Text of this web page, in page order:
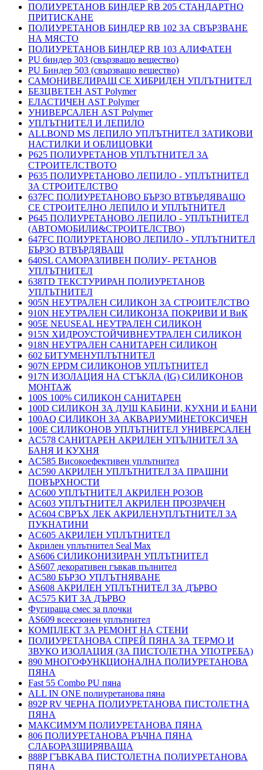
ПОЛИУРЕТАНОВ БИНДЕР RB 205 СТАНДАРТНО
ПРИТИСКАНЕ
ПОЛИУРЕТАНОВ БИНДЕР RB 102 ЗА СВЪРЗВАНЕ
НА МЯСТО
ПОЛИУРЕТАНОВ БИНДЕР RB 103 АЛИФАТЕН
PU биндер 303 (свързващо вещество)
PU Биндер 503 (свързващо вещество)
САМОНИВЕЛИРАЩ СЕ ХИБРИДЕН УПЛЪТНИТЕЛ
БЕЗЦВЕТЕН AST Polymer
ЕЛАСТИЧЕН AST Polymer
УНИВЕРСАЛЕН AST Polymer
УПЛЪТНИТЕЛ И ЛЕПИЛО
ALLBOND MS ЛЕПИЛО УПЛЪТНИТЕЛ ЗАТИКОВИ
НАСТИЛКИ И ОБЛИЦОВКИ
P625 ПОЛИУРЕТАНОВ УПЛЪТНИТЕЛ ЗА
СТРОИТЕЛСТВОТО
P635 ПОЛИУРЕТАНОВО ЛЕПИЛО - УПЛЪТНИТЕЛ
ЗА СТРОИТЕЛСТВО
637FC ПОЛИУРЕТАНОВО БЪРЗО ВТВЪРДЯВАЩО
СЕ СТРОИТЕЛНО ЛЕПИЛО И УПЛЪТНИТЕЛ
P645 ПОЛИУРЕТАНОВО ЛЕПИЛО - УПЛЪТНИТЕЛ
(АВТОМОБИЛИ&СТРОИТЕЛСТВО)
647FC ПОЛИУРЕТАНОВО ЛЕПИЛО - УПЛЪТНИТЕЛ
БЪРЗО ВТВЪРДЯВАЩ
640SL САМОРАЗЛИВЕН ПОЛИУ- РЕТАНОВ
УПЛЪТНИТЕЛ
638TD ТЕКСТУРИРАН ПОЛИУРЕТАНОВ
УПЛЪТНИТЕЛ
905N НЕУТРАЛЕН СИЛИКОН ЗА СТРОИТЕЛСТВО
910N НЕУТРАЛЕН СИЛИКОНЗА ПОКРИВИ И ВиК
905E NEUSEAL НЕУТРАЛЕН СИЛИКОН
915N ХИДРОУСТОЙЧИВНЕУТРАЛЕН СИЛИКОН
918N НЕУТРАЛЕН САНИТАРЕН СИЛИКОН
602 БИТУМЕНУПЛЪТНИТЕЛ
907N EPDM СИЛИКОНОВ УПЛЪТНИТЕЛ
917N ИЗОЛАЦИЯ НА СТЪКЛА (IG) СИЛИКОНОВ
МОНТАЖ
100S 100% СИЛИКОН САНИТАРЕН
100D СИЛИКОН ЗА ДУШ КАБИНИ, КУХНИ И БАНИ
100AQ СИЛИКОН ЗА АКВАРИУМИНЕТОКСИЧЕН
100E СИЛИКОНОВ УПЛЪТНИТЕЛ УНИВЕРСАЛЕН
AC578 САНИТАРЕН АКРИЛЕН УПЪЛНИТЕЛ ЗА
БАНЯ И КУХНЯ
AC585 Високоефективен уплътнител
AC590 АКРИЛЕН УПЛЪТНИТЕЛ ЗА ПРАШНИ
ПОВЪРХНОСТИ
AC600 УПЛЪТНИТЕЛ АКРИЛЕН РОЗОВ
AC603 УПЛЪТНИТЕЛ АКРИЛЕН ПРОЗРАЧЕН
AC604 СВРЪХ ЛЕК АКРИЛЕНУПЛЪТНИТЕЛ ЗА
ПУКНАТИНИ
AC605 АКРИЛЕН УПЛЪТНИТЕЛ
Акрилен уплътнител Seal Max
AS606 СИЛИКОНИЗИРАН УПЛЪТНИТЕЛ
AS607 декоративен гъвкав пълнител
AC580 БЪРЗО УПЛЪТНЯВАНЕ
AS608 АКРИЛЕН УПЛЪТНИТЕЛ ЗА ДЪРВО
AC575 КИТ ЗА ДЪРВО
Фугираща смес за плочки
AS609 всесезонен уплътнител
КОМПЛЕКТ ЗА РЕМОНТ НА СТЕНИ
ПОЛИУРЕТАНОВА СПРЕЙ ПЯНА ЗА ТЕРМО И
ЗВУКО ИЗОЛАЦИЯ (ЗА ПИСТОЛЕТНА УПОТРЕБА)
890 МНОГОФУНКЦИОНАЛНА ПОЛИУРЕТАНОВА
ПЯНА
Fast 55 Combo PU пяна
ALL IN ONE полиуретанова пяна
892P RV ЧЕРНА ПОЛИУРЕТАНОВА ПИСТОЛЕТНА
ПЯНА
МАКСИМУМ ПОЛИУРЕТАНОВА ПЯНА
806 ПОЛИУРЕТАНОВА РЪЧНА ПЯНА
СЛАБОРАЗШИРЯВАЩА
888P ГЪВКАВА ПИСТОЛЕТНА ПОЛИУРЕТАНОВА
ПЯНА